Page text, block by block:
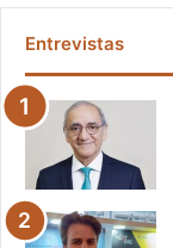
Entrevistas